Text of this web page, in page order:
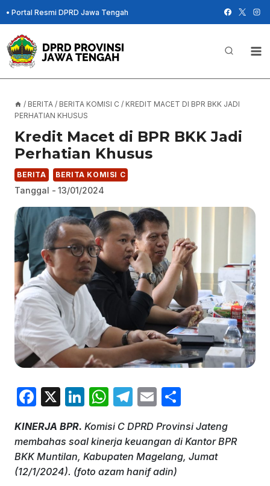
Skip
to
content
• Portal Resmi DPRD Jawa Tengah
/ BERITA / BERITA KOMISI C / KREDIT MACET DI BPR BKK JADI
PERHATIAN KHUSUS
Kredit Macet di BPR BKK Jadi
Perhatian Khusus
BERITA BERITA KOMISI C
Tanggal - 13/01/2024
F
c
e
b
X
Li
k
e
dI
W
at
s
A
T
e
gr
a
E
ai
l
ar
e
KINERJA BPR. Komisi C DPRD Provinsi Jateng
membahas soal kinerja keuangan di Kantor BPR
BKK Muntilan, Kabupaten Magelang, Jumat
(12/1/2024). (foto azam hanif adin)